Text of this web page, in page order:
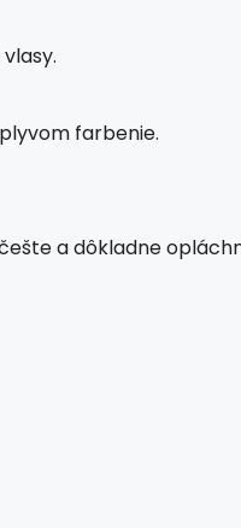
farbenie.
a dôkladne